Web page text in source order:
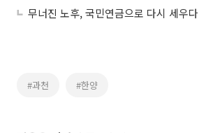
무너진 노후, 국민연금으로 다시 세우다
#과천 #한양